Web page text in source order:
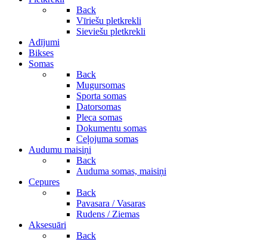
Back
Vīriešu pletkrekli
Sieviešu pletkrekli
Adījumi
Bikses
Somas
Back
Mugursomas
Sporta somas
Datorsomas
Pleca somas
Dokumentu somas
Ceļojuma somas
Audumu maisiņi
Back
Auduma somas, maisiņi
Cepures
Back
Pavasara / Vasaras
Rudens / Ziemas
Aksesuāri
Back